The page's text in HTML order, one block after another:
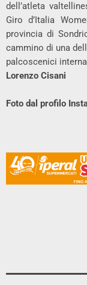
dell’atleta
Giro d’Italia
provincia di
cammino di una
palcoscenici
Lorenzo Cisani
Foto dal profilo